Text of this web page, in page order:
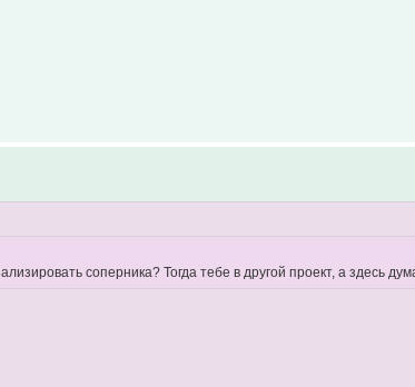
соперника? Тогда тебе в другой проект, а здесь